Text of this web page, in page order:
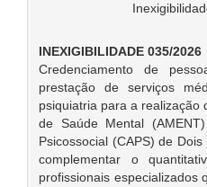
INEXIGIBILIDADE 035/2026
Credenciamento de
prestação de serviços
psiquiatria para a realização
de Saúde Mental
Psicossocial (CAPS) de
complementar o
profissionais especializados